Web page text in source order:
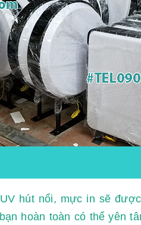
hút nổi, mực in sẽ
hoàn toàn có thể yên